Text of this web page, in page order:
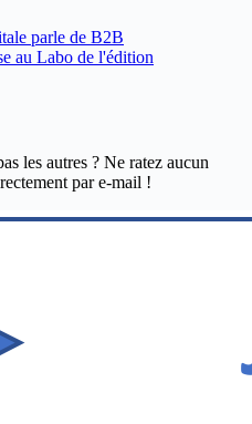
parle de B2B
au Labo de l'édition
les autres ? Ne ratez aucun
par e-mail !